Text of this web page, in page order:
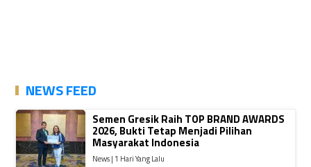
NEWS FEED
Semen Gresik Raih TOP BRAND AWARDS
2026, Bukti Tetap Menjadi Pilihan
Masyarakat Indonesia
News | 1 Hari Yang Lalu